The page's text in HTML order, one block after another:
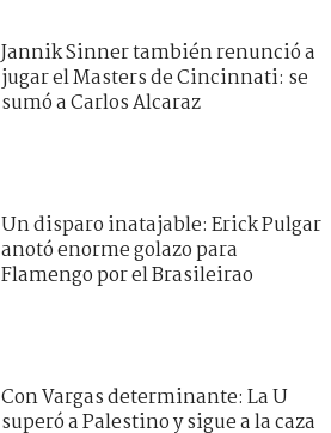
Jannik Sinner también renunció a
jugar el Masters de Cincinnati: se
sumó a Carlos Alcaraz
Un disparo inatajable: Erick Pulgar
anotó enorme golazo para
Flamengo por el Brasileirao
Con Vargas determinante: La U
superó a Palestino y sigue a la caza